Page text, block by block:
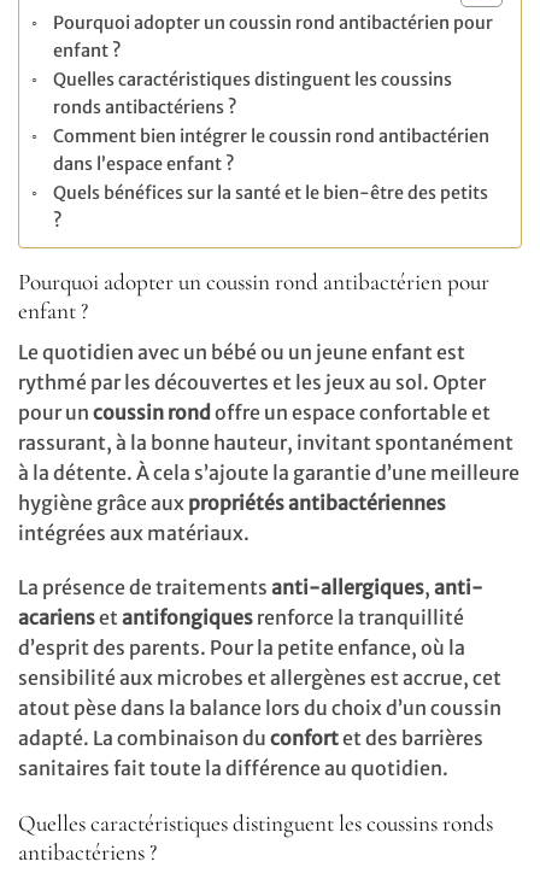
Pourquoi adopter un coussin rond antibactérien pour
enfant ?
Quelles caractéristiques distinguent les coussins
ronds antibactériens ?
Comment bien intégrer le coussin rond antibactérien
dans l’espace enfant ?
Quels bénéfices sur la santé et le bien-être des petits
?
Pourquoi adopter un coussin rond antibactérien pour
enfant ?
Le quotidien avec un bébé ou un jeune enfant est
rythmé par les découvertes et les jeux au sol. Opter
pour un coussin rond offre un espace confortable et
rassurant, à la bonne hauteur, invitant spontanément
à la détente. À cela s’ajoute la garantie d’une meilleure
hygiène grâce aux propriétés antibactériennes
intégrées aux matériaux.
La présence de traitements anti-allergiques, anti-
acariensetantifongiques renforce la tranquillité
d’esprit des parents. Pour la petite enfance, où la
sensibilité aux microbes et allergènes est accrue, cet
atout pèse dans la balance lors du choix d’un coussin
adapté. La combinaison du confortet des barrières
sanitaires fait toute la différence au quotidien.
Quelles caractéristiques distinguent les coussins ronds
antibactériens ?